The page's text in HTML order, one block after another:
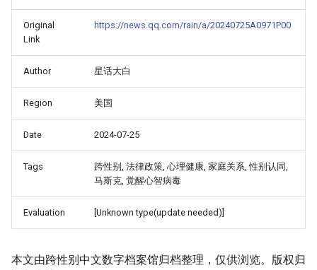
Original
Link
https://news.qq.com/rain/a/20240725A0971P00
Author 星话大白
Region 美国
Date 2024-07-25
Tags
跨性别, 法律政策, 心理健康, 家庭关系, 性别认同,
马斯克, 觉醒心智病毒
Evaluation [Unknown type(update needed)]
本文由跨性别中文数字档案馆归档整理，仅供浏览。版权归